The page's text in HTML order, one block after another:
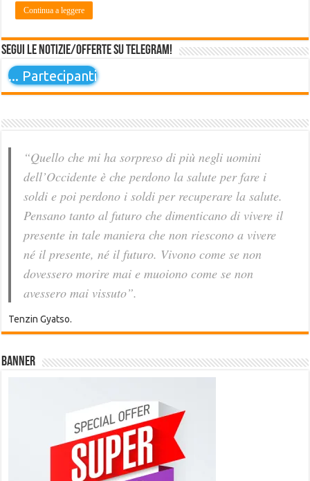
Continua a leggere
Segui le notizie/offerte su Telegram!
... Partecipanti
“Quello che mi ha sorpreso di più negli uomini
dell’Occidente è che perdono la salute per fare i
soldi e poi perdono i soldi per recuperare la salute.
Pensano tanto al futuro che dimenticano di vivere il
presente in tale maniera che non riescono a vivere
né il presente, né il futuro. Vivono come se non
dovessero morire mai e muoiono come se non
avessero mai vissuto”.
Tenzin Gyatso.
Banner